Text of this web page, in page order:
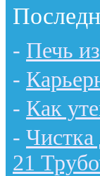
- Печь
-
- Как
-
21